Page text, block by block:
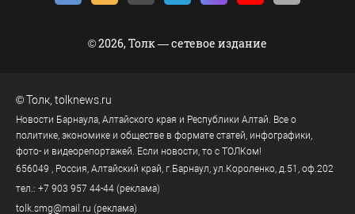
© 2026, Толк — сетевое издание
©Толк tolknews.ru
Новости Барнаула, Алтайского края и Республики Алтай. Все о
политике, экономике и обществе в формате статей, инфографики,
фото- и видеорепортажей. Если новости, то с ТОЛКом!
656049
, Россия, Алтайский край, г. Барнаул ул.Короленко, д.51, оф.202
тел.: +7 903 957 44-44 (реклама)
tolk.smg@mail.ru (реклама)